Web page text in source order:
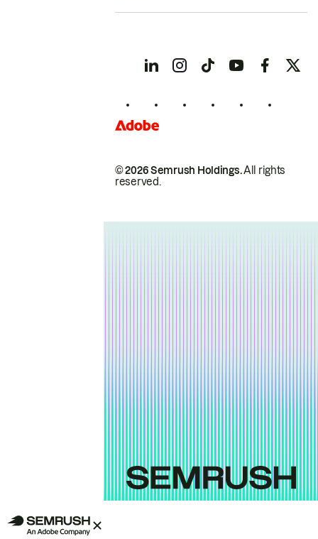
© 2026 Semrush Holdings.All rights
reserved.